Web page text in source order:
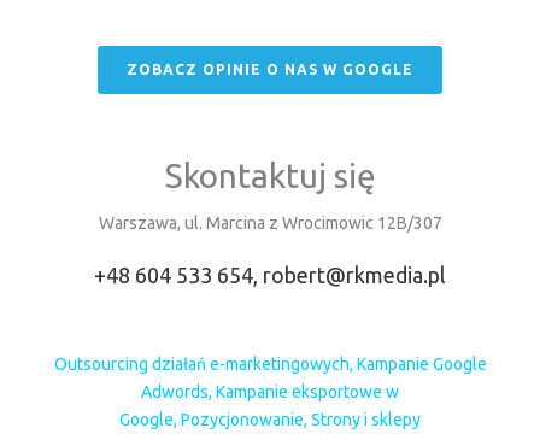
ZOBACZ OPINIE O NAS W GOOGLE
Skontaktuj się
Warszawa, ul. Marcina z Wrocimowic 12B/307
+48 604 533 654, robert@rkmedia.pl
Outsourcing działań e-marketingowych, Kampanie Google
Adwords, Kampanie eksportowe w
Google, Pozycjonowanie, Strony i sklepy